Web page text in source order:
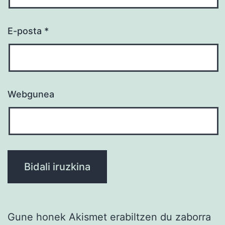
E-posta *
Webgunea
Gune honek Akismet erabiltzen du zaborra